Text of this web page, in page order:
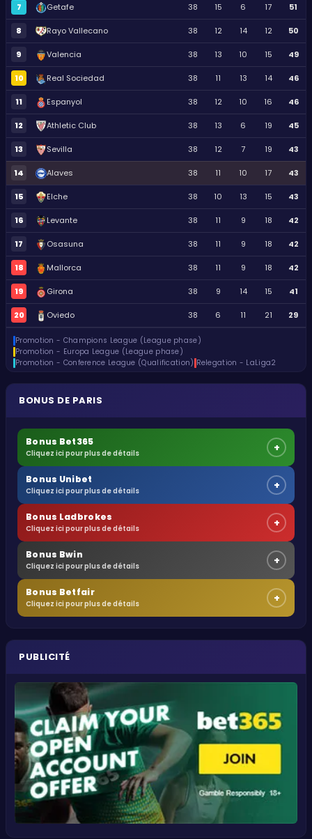
7 Getafe 38 15 6 17 51
8 Rayo Vallecano 38 12 14 12 50
9 Valencia 38 13 10 15 49
10 Real Sociedad 38 11 13 14 46
11 Espanyol 38 12 10 16 46
12 Athletic Club 38 13 6 19 45
13 Sevilla 38 12 7 19 43
14 Alaves 38 11 10 17 43
15 Elche 38 10 13 15 43
16 Levante 38 11 9 18 42
17 Osasuna 38 11 9 18 42
18 Mallorca 38 11 9 18 42
19 Girona 38 9 14 15 41
20 Oviedo 38 6 11 21 29
Promotion - Champions League (League phase)
Promotion - Europa League (League phase)
Promotion - Conference League (Qualification) Relegation - LaLiga2
BONUS DE PARIS
Bonus Bet365
Cliquez ici pour plus de détails +
Bonus Unibet
Cliquez ici pour plus de détails +
Bonus Ladbrokes
Cliquez ici pour plus de détails +
Bonus Bwin
Cliquez ici pour plus de détails +
Bonus Betfair
Cliquez ici pour plus de détails +
PUBLICITÉ